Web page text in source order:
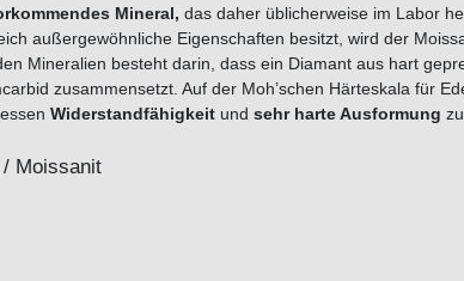
Mineral, das daher üblicherweise im Labor
außergewöhnliche Eigenschaften besitzt, wird der
Mineralien besteht darin, dass ein Diamant aus hart
zusammensetzt. Auf der Moh’schen Härteskala für
Widerstandfähigkeit und sehr harte Ausformung
Moissanit